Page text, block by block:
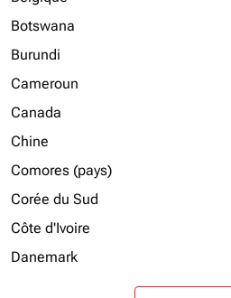
Botswana
Burundi
Cameroun
Canada
Chine
Comores (pays)
Corée du Sud
Côte d'Ivoire
Danemark